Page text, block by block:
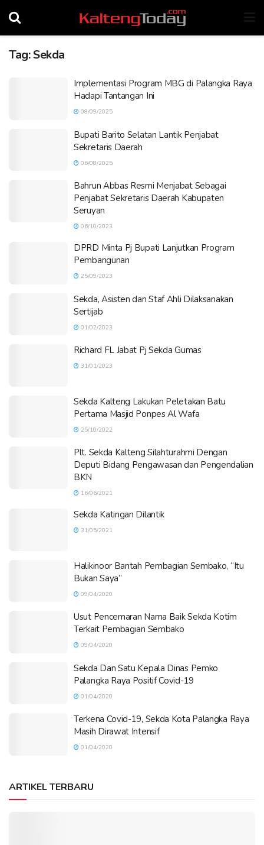
Tag:Sekda
Implementasi Program MBG di Palangka Raya
Hadapi Tantangan Ini
08/09/2025
Bupati Barito Selatan Lantik Penjabat
Sekretaris Daerah
06/08/2025
Bahrun Abbas Resmi Menjabat Sebagai
Penjabat Sekretaris Daerah Kabupaten
Seruyan
06/10/2023
DPRD Minta Pj Bupati Lanjutkan Program
Pembangunan
25/09/2023
Sekda, Asisten dan Staf Ahli Dilaksanakan
Sertijab
01/02/2023
Richard FL Jabat Pj Sekda Gumas
31/01/2023
Sekda Kalteng Lakukan Peletakan Batu
Pertama Masjid Ponpes Al Wafa
25/10/2022
Plt. Sekda Kalteng Silahturahmi Dengan
Deputi Bidang Pengawasan dan Pengendalian
BKN
16/06/2021
Sekda Katingan Dilantik
31/05/2021
Halikinoor Bantah Pembagian Sembako, “Itu
Bukan Saya”
09/04/2020
Usut Pencemaran Nama Baik Sekda Kotim
Terkait Pembagian Sembako
09/04/2020
Sekda Dan Satu Kepala Dinas Pemko
Palangka Raya Positif Covid-19
01/04/2020
Terkena Covid-19, Sekda Kota Palangka Raya
Masih Dirawat Intensif
01/04/2020
ARTIKEL TERBARU